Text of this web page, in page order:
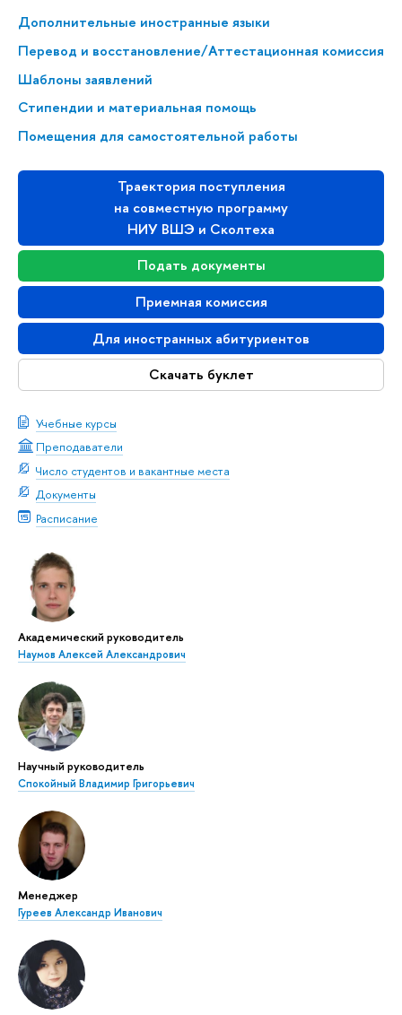
Дополнительные иностранные языки
Перевод и восстановление/Аттестационная комиссия
Шаблоны заявлений
Стипендии и материальная помощь
Помещения для самостоятельной работы
Траектория поступления
на совместную программу
НИУ ВШЭ и Сколтеха
Подать документы
Приемная комиссия
Для иностранных абитуриентов
Скачать буклет
Учебные курсы
Преподаватели
Число студентов и вакантные места
Документы
Расписание
Академический руководитель
Наумов Алексей Александрович
Научный руководитель
Спокойный Владимир Григорьевич
Менеджер
Гуреев Александр Иванович